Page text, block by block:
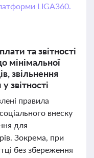
LIGA360.
та звітності
мінімальної
звільнення
звітності
правила
внеску
для
Зокрема, при
без збереження